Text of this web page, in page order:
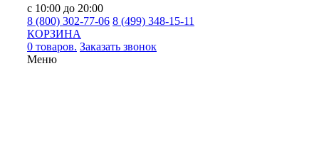
с 10:00 до 20:00
8 (800) 302-77-06 8 (499) 348-15-11
КОРЗИНА
0 товаров. Заказать звонок
Меню